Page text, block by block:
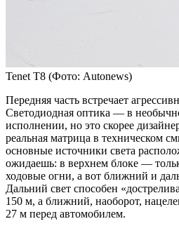
Tenet T8 (Фото: Autonews)
Передняя часть встречает
Светодиодная оптика — в
исполнении, но это скорее
реальная матрица в техническом
основные источники света
ожидаешь: в верхнем блоке —
ходовые огни, а вот ближний и
Дальний свет способен
150 м, а ближний, наоборот,
27 м перед автомобилем.